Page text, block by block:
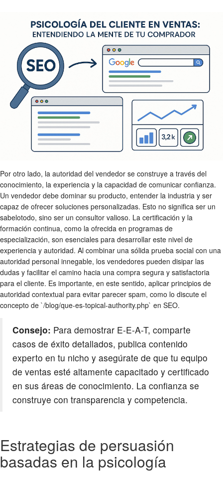
Por otro lado, la autoridad del vendedor se construye a través del
conocimiento, la experiencia y la capacidad de comunicar confianza.
Un vendedor debe dominar su producto, entender la industria y ser
capaz de ofrecer soluciones personalizadas. Esto no significa ser un
sabelotodo, sino ser un consultor valioso. La certificación y la
formación continua, como la ofrecida en programas de
especialización, son esenciales para desarrollar este nivel de
experiencia y autoridad. Al combinar una sólida prueba social con una
autoridad personal innegable, los vendedores pueden disipar las
dudas y facilitar el camino hacia una compra segura y satisfactoria
para el cliente. Es importante, en este sentido, aplicar principios de
autoridad contextual para evitar parecer spam, como lo discute el
concepto de `/blog/que-es-topical-authority.php` en SEO.
Consejo: Para demostrar E-E-A-T, comparte
casos de éxito detallados, publica contenido
experto en tu nicho y asegúrate de que tu equipo
de ventas esté altamente capacitado y certificado
en sus áreas de conocimiento. La confianza se
construye con transparencia y competencia.
Estrategias de persuasión
basadas en la psicología